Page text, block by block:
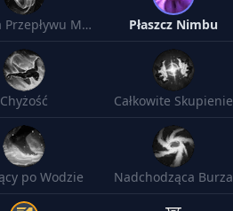
Opaska Przepływu Many Płaszcz Nimbu
Chyżość Całkowite Skupienie
po Wodzie Nadchodząca Burza